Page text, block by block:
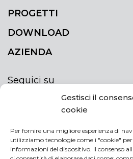
Gestisci il
cookie
Per fornire una migliore esperienza di
utilizziamo tecnologie come i "cookie" per
informazioni del dispositivo. Il consenso
PROGETTI
DOWNLOAD
AZIENDA
Seguici su
ISCRIVITI ALLA